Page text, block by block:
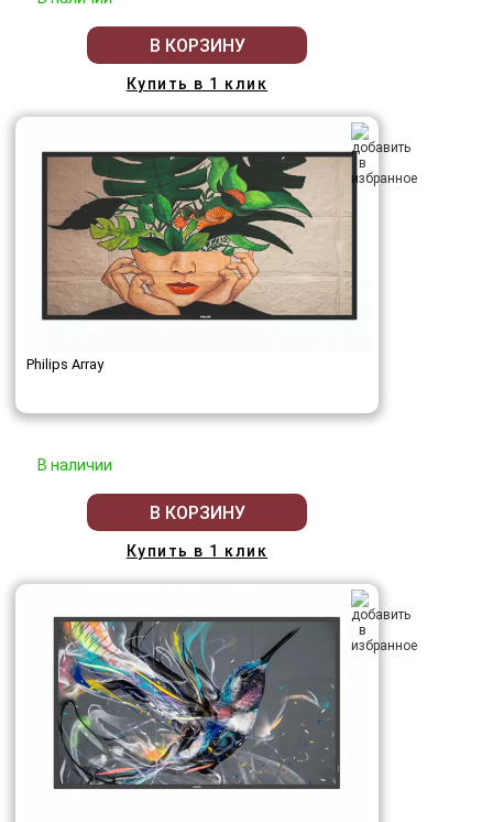
В КОРЗИНУ
Купить в 1 клик
Philips Array
В наличии
В КОРЗИНУ
Купить в 1 клик